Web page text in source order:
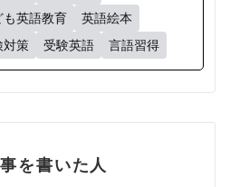
も英語教育
英語絵本
対策
受験英語 言語習得
を書いた人